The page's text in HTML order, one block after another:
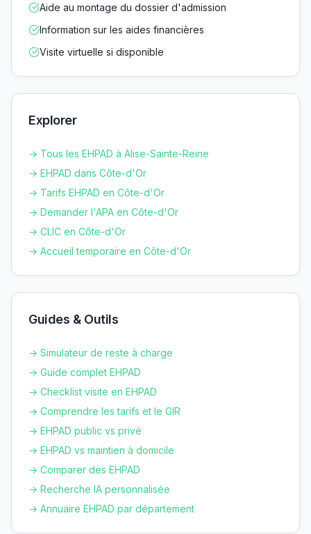
Aide au montage du dossier d'admission
Information sur les aides financières
Visite virtuelle si disponible
Explorer
→ Tous les EHPAD à Alise-Sainte-Reine
→ EHPAD dans Côte-d'Or
→ Tarifs EHPAD en Côte-d'Or
→ Demander l'APA en Côte-d'Or
→ CLIC en Côte-d'Or
→ Accueil temporaire en Côte-d'Or
Guides & Outils
→ Simulateur de reste à charge
→ Guide complet EHPAD
→ Checklist visite en EHPAD
→ Comprendre les tarifs et le GIR
→ EHPAD public vs privé
→ EHPAD vs maintien à domicile
→ Comparer des EHPAD
→ Recherche IA personnalisée
→ Annuaire EHPAD par département